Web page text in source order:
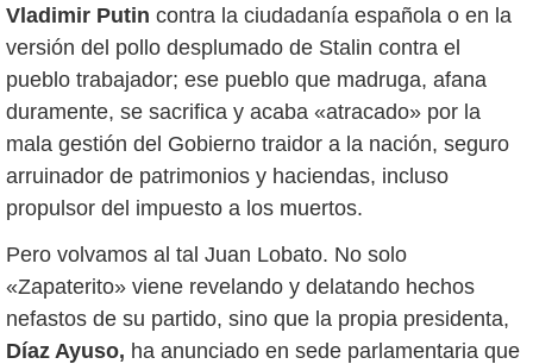
Vladimir Putin contra la ciudadanía española o en la
versión del pollo desplumado de Stalin contra el
pueblo trabajador; ese pueblo que madruga, afana
duramente, se sacrifica y acaba «atracado» por la
mala gestión del Gobierno traidor a la nación, seguro
arruinador de patrimonios y haciendas, incluso
propulsor del impuesto a los muertos.
Pero volvamos al tal Juan Lobato. No solo
«Zapaterito» viene revelando y delatando hechos
nefastos de su partido, sino que la propia presidenta,
Díaz Ayuso, ha anunciado en sede parlamentaria que